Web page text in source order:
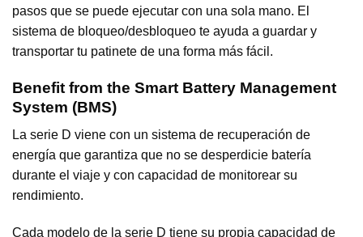
pasos que se puede ejecutar con una sola mano. El
sistema de bloqueo/desbloqueo te ayuda a guardar y
transportar tu patinete de una forma más fácil.
Benefit from the Smart Battery Management
System (BMS)
La serie D viene con un sistema de recuperación de
energía que garantiza que no se desperdicie batería
durante el viaje y con capacidad de monitorear su
rendimiento.
Cada modelo de la serie D tiene su propia capacidad de